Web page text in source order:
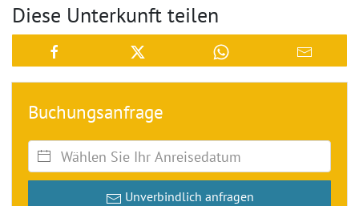
Diese Unterkunft teilen
Buchungsanfrage
Unverbindlich anfragen